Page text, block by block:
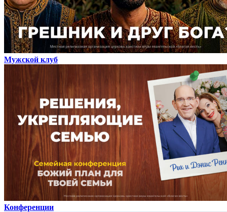
Мужской клуб
Конференции